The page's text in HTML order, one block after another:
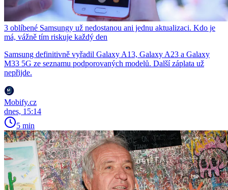
3 oblíbené Samsungy už nedostanou ani jednu aktualizaci. Kdo je
má, vážně tím riskuje každý den
Samsung definitivně vyřadil Galaxy A13, Galaxy A23 a Galaxy
M33 5G ze seznamu podporovaných modelů. Další záplata už
nepřijde.
Mobify.cz
dnes, 15:14
5 min